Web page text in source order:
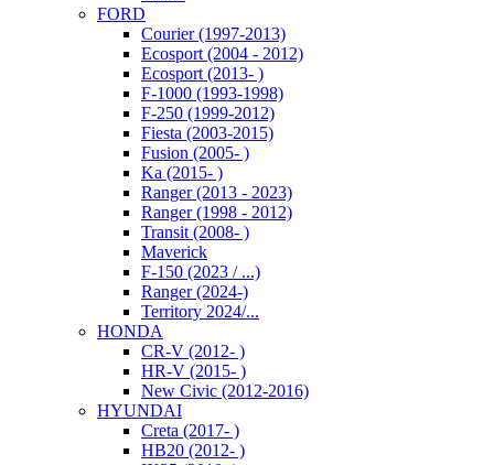
FORD
Courier (1997-2013)
Ecosport (2004 - 2012)
Ecosport (2013- )
F-1000 (1993-1998)
F-250 (1999-2012)
Fiesta (2003-2015)
Fusion (2005- )
Ka (2015- )
Ranger (2013 - 2023)
Ranger (1998 - 2012)
Transit (2008- )
Maverick
F-150 (2023 / ...)
Ranger (2024-)
Territory 2024/...
HONDA
CR-V (2012- )
HR-V (2015- )
New Civic (2012-2016)
HYUNDAI
Creta (2017- )
HB20 (2012- )